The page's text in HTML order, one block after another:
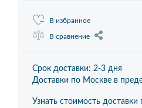
В избранное
В сравнение
Срок доставки: 2-3 дня
Доставки по Москве в
Узнать стоимость